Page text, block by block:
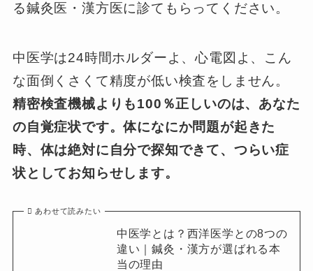
る鍼灸医・漢方医に診てもらってください。
中医学は24時間ホルダーよ、心電図よ、こん
な面倒くさくて精度が低い検査をしません。
精密検査機械よりも100％正しいのは、あなた
の自覚症状です。体になにか問題が起きた
時、体は絶対に自分で探知できて、つらい症
状としてお知らせします。
あわせて読みたい
中医学とは？西洋医学との8つの
違い｜鍼灸・漢方が選ばれる本
当の理由